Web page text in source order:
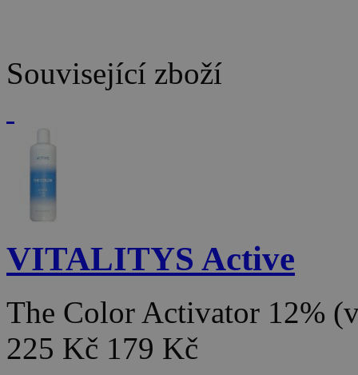
Související zboží
VITALITYS Active
The Color Activator 12%
225 Kč 179 Kč